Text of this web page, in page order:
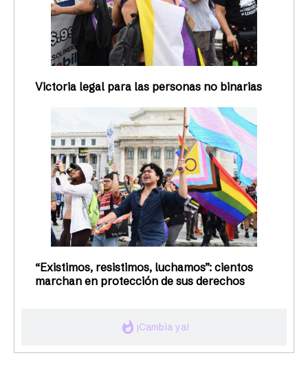
whatshot ¡Cambia ya!
Victoria legal para las personas no binarias
“Existimos, resistimos, luchamos”: cientos
marchan en protección de sus derechos